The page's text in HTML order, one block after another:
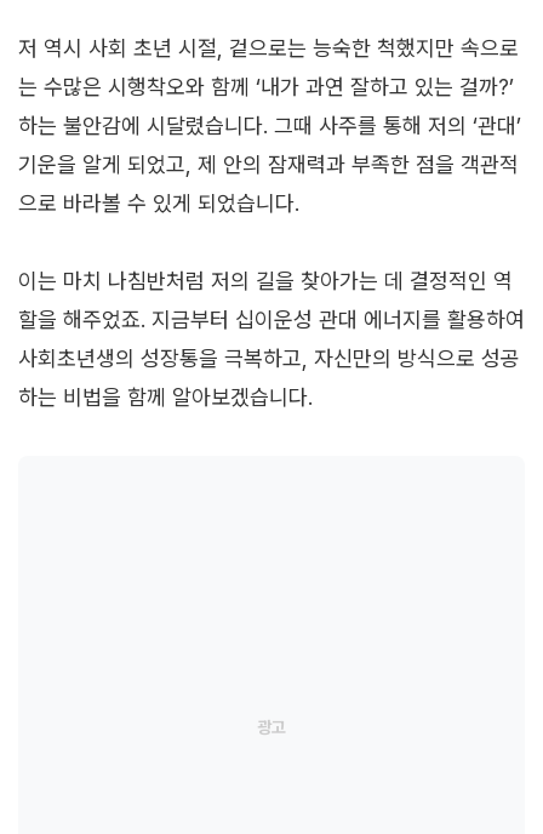
저 역시 사회 초년 시절, 겉으로는 능숙한 척했지만 속으로
는 수많은 시행착오와 함께 ‘내가 과연 잘하고 있는 걸까?’
하는 불안감에 시달렸습니다. 그때 사주를 통해 저의 ‘관대’
기운을 알게 되었고, 제 안의 잠재력과 부족한 점을 객관적
으로 바라볼 수 있게 되었습니다.
이는 마치 나침반처럼 저의 길을 찾아가는 데 결정적인 역
할을 해주었죠. 지금부터 십이운성 관대 에너지를 활용하여
사회초년생의 성장통을 극복하고, 자신만의 방식으로 성공
하는 비법을 함께 알아보겠습니다.